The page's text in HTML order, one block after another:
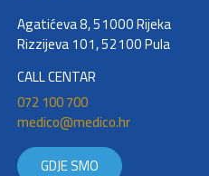
Agatićeva 8, 51000 Rijeka
Rizzijeva 101, 52100 Pula
CALL CENTAR
072 100 700
medico@medico.hr
GDJE SMO